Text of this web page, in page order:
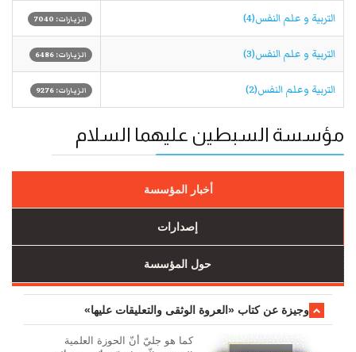
التربیة و علم النفس(4) الزيارات: 7040
التربیة و علم النفس(3) الزيارات: 6486
التربية وعلم النفس(2) الزيارات: 9276
مؤسسة السبطين عليهما السلام
أخبار المؤسسة
إصدارات
حول المؤسسة
وجیزة عن کتاب «العروة الوثقی والتعلیقات علیها»
کما هو جليّ أنّ الحوزة العلمیة